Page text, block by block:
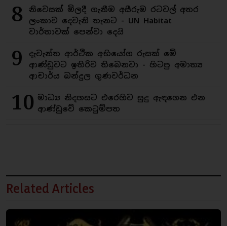
8
නිවෙසක් මිලදී ගැනීම අසීරුම රටවල් අතර
ලංකාව දෙවැනි තැනට - UN Habitat
වාර්තාවක් පෙන්වා දෙයි
9
දැවැන්ත ආර්ථික අභියෝග රුසක් මේ
ආණ්ඩුවට ඉතිරිව තිබෙනවා - හිටපු අමාත්‍ය
ආචාර්ය බන්දුල ගුණවර්ධන
10 මාධ්‍ය නිදහසට එරෙහිව සුදු ඇඳගෙන එන
ආණ්ඩුවේ කෙටුම්පත
Related Articles